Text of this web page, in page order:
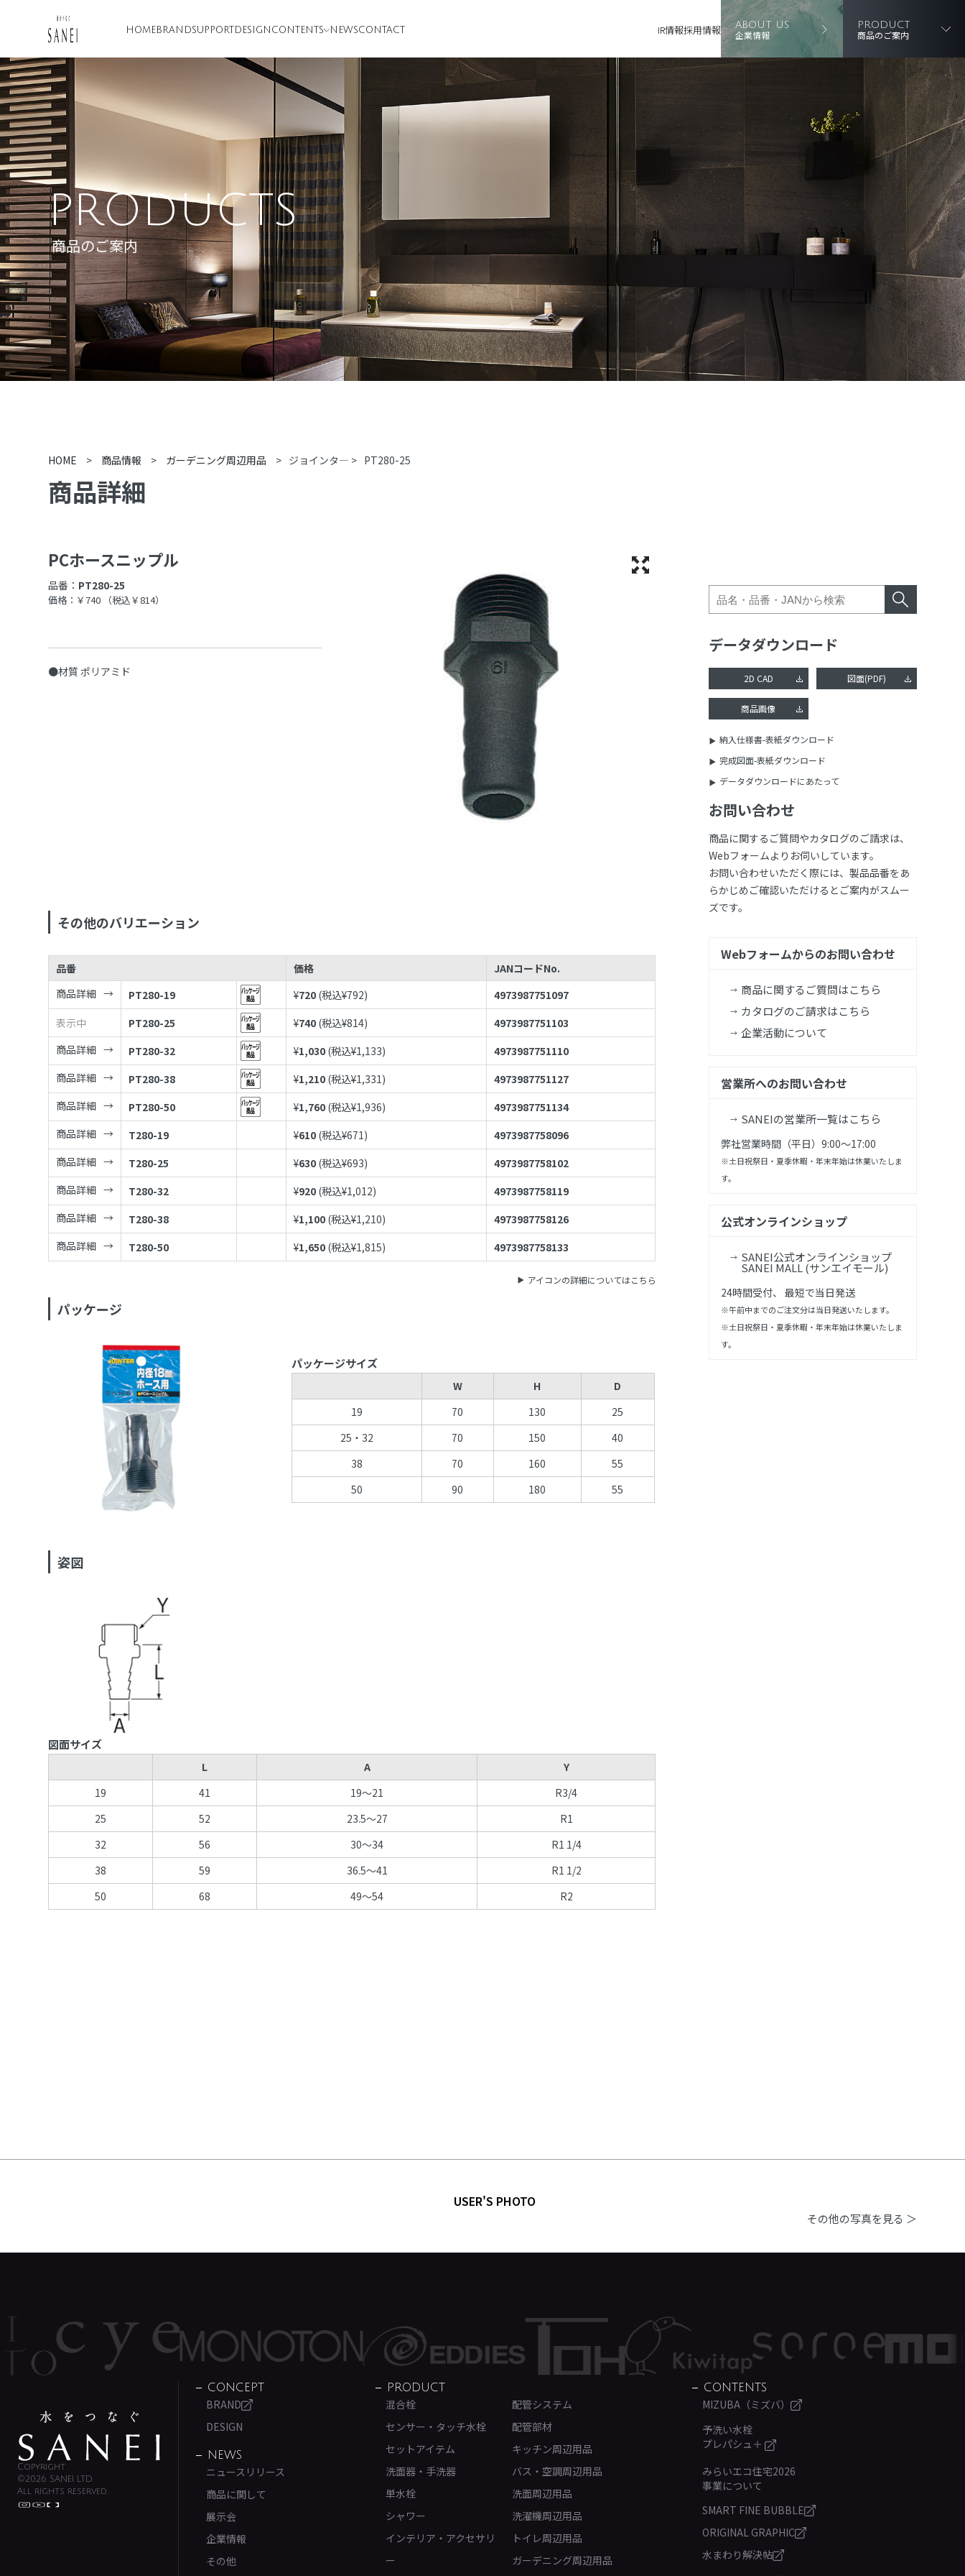
HOME BRANDSUPPORT DESIGN CONTENTS NEWSCONTACT IR情報採用情報 ABOUT US
企業情報
PRODUCT
商品のご案内
PRODUCTS
商品のご案内
HOME > 商品情報 > ガーデニング周辺用品 > ジョインタ― > PT280-25
商品詳細
PCホースニップル
品番： PT280-25
価格：￥740 （税込￥814）
●材質 ポリアミド
その他のバリエーション
品番 価格
JANコードNo.
商品詳細
PT280-19 ¥720 (税込¥792)
4973987751097
表示中
PT280-25 ¥740 (税込¥814)
4973987751103
商品詳細
PT280-32 ¥1,030 (税込¥1,133)
4973987751110
商品詳細
PT280-38 ¥1,210 (税込¥1,331)
4973987751127
商品詳細
PT280-50 ¥1,760 (税込¥1,936)
4973987751134
商品詳細
T280-19 ¥610 (税込¥671)
4973987758096
商品詳細
T280-25 ¥630 (税込¥693)
4973987758102
商品詳細
T280-32 ¥920 (税込¥1,012)
4973987758119
商品詳細
T280-38 ¥1,100 (税込¥1,210)
4973987758126
商品詳細
T280-50 ¥1,650 (税込¥1,815) 4973987758133
アイコンの詳細についてはこちら
パッケージ
パッケージサイズ
W H
D
19
70 130
25
25・32
70 150
40
38
70 160
55
50
90 180 55
姿図
図面サイズ
L A
Y
19
41 19～21
R3/4
25
52 23.5～27
R1
32
56 30～34
R1 1/4
38
59 36.5～41
R1 1/2
50
68 49～54 R2
データダウンロード
2D CAD 図面(PDF)
商品画像
納入仕様書-表紙ダウンロード
完成図面-表紙ダウンロード
データダウンロードにあたって
お問い合わせ
商品に関するご質問やカタログのご請求は、
Webフォームよりお伺いしています。
お問い合わせいただく際には、製品品番をあ
らかじめご確認いただけるとご案内がスムー
ズです。
Webフォームからのお問い合わせ
商品に関するご質問はこちら
カタログのご請求はこちら
企業活動について
営業所へのお問い合わせ
SANEIの営業所一覧はこちら
弊社営業時間（平日）9:00～17:00
※土日祝祭日・夏季休暇・年末年始は休業いたしま
す。
公式オンラインショップ
SANEI公式オンラインショップ
SANEI MALL (サンエイモール)
24時間受付、 最短で当日発送
※午前中までのご注文分は当日発送いたします。
※土日祝祭日・夏季休暇・年末年始は休業いたしま
す。
USER'S PHOTO
その他の写真を見る ＞
Copyright
©2026 SANEI LTD.
All rights reserved.
CONCEPT
BRAND
DESIGN
NEWS
ニュースリリース
商品に関して
展示会
企業情報
その他
PRODUCT
混合栓
センサー・タッチ水栓
セットアイテム
洗面器・手洗器
単水栓
シャワー
インテリア・アクセサリ
ー
配管システム
配管部材
キッチン周辺用品
バス・空調周辺用品
洗面周辺用品
洗濯機周辺用品
トイレ周辺用品
ガーデニング周辺用品
CONTENTS
MIZUBA（ミズバ）
予洗い水栓
プレパシュ＋
みらいエコ住宅2026
事業について
SMART FINE BUBBLE
ORIGINAL GRAPHIC
水まわり解決帖